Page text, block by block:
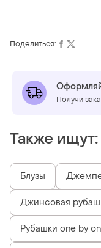
Поделиться:
Получи
Также ищут:
Блузы
Джинсовая
Рубашки one by